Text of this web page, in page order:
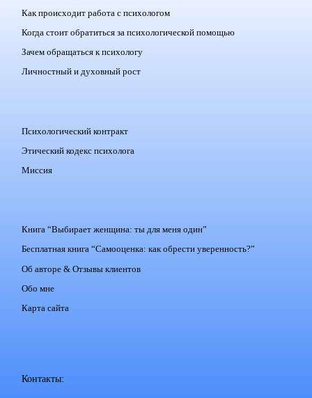
Как происходит работа с психологом
Когда стоит обратиться за психологической помощью
Зачем обращаться к психологу
Личностный и духовный рост
Психологический контракт
Этический кодекс психолога
Миссия
Книга “Выбирает женщина: ты для меня один”
Бесплатная книга “Самооценка: как обрести уверенность?”
Об авторе & Отзывы клиентов
Обо мне
Карта сайта
Контакты: